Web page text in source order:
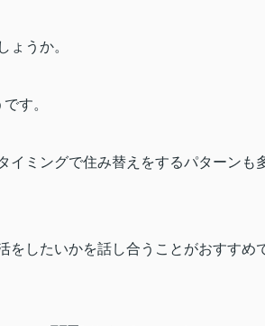
ょうか。
す。
イミングで住み替えをするパターンも
をしたいかを話し合うことがおすすめ